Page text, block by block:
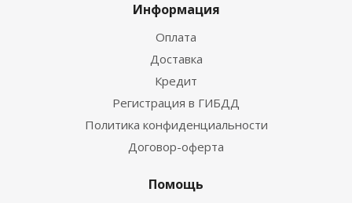
Информация
Оплата
Доставка
Кредит
Регистрация в ГИБДД
Политика конфиденциальности
Договор-оферта
Помощь